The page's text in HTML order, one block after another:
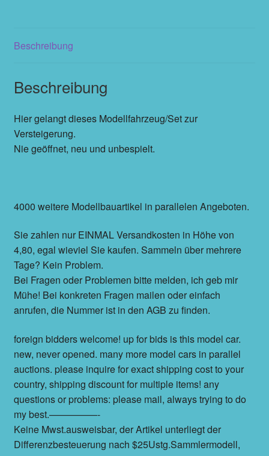
Beschreibung
Beschreibung
Hier gelangt dieses Modellfahrzeug/Set zur
Versteigerung.
Nie geöffnet, neu und unbespielt.
4000 weitere Modellbauartikel in parallelen Angeboten.
Sie zahlen nur EINMAL Versandkosten in Höhe von
4,80, egal wieviel Sie kaufen. Sammeln über mehrere
Tage? Kein Problem.
Bei Fragen oder Problemen bitte melden, ich geb mir
Mühe! Bei konkreten Fragen mailen oder einfach
anrufen, die Nummer ist in den AGB zu finden.
foreign bidders welcome! up for bids is this model car.
new, never opened. many more model cars in parallel
auctions. please inquire for exact shipping cost to your
country, shipping discount for multiple items! any
questions or problems: please mail, always trying to do
my best.—————-
Keine Mwst.ausweisbar, der Artikel unterliegt der
Differenzbesteuerung nach $25Ustg.Sammlermodell,